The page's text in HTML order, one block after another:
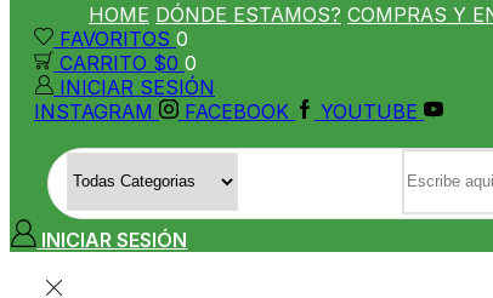
HOME DÓNDE ESTAMOS? COMPRAS Y
FAVORITOS 0
CARRITO $0 0
INICIAR SESIÓN
INSTAGRAM
FACEBOOK YOUTUBE
INICIAR SESIÓN